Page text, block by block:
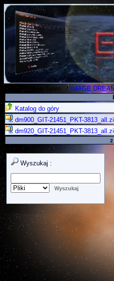
Polish Koders Team /IMAGE
Katalog do góry
dm900_GIT-21451_PKT-
dm920_GIT-21451_PKT-
2
Wyszukaj :